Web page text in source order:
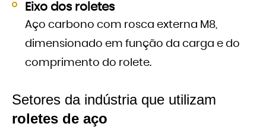
Eixo dos roletes
Aço carbono com rosca externa M8,
dimensionado em função da carga e do
comprimento do rolete.
Setores da indústria que utilizam
roletes de aço